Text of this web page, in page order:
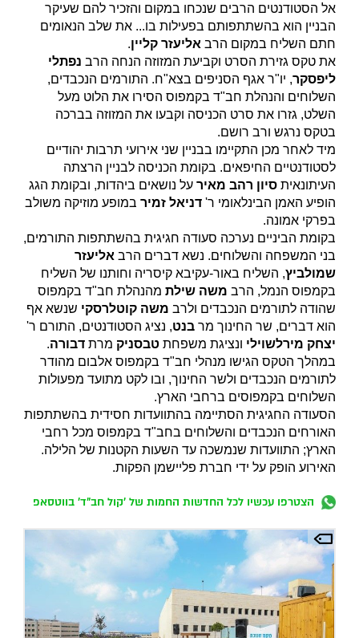
אל הסטודנטים הרבים שנכחו במקום והזכיר להם שעיקר
הבניין הוא בהשתתפותם בפעילות בו... את שלב הנאומים
חתם השליח במקום הרב אליעזר קליין.
את טקס גזירת הסרט וקביעת המזוזה הנחה הרב נפתלי
ליפסקר, יו"ר אגף הסניפים בצא"ח. התורמים הנכבדים,
השלוחים והנהלת חב"ד בקמפוס הסירו את הלוט מעל
השלט, גזרו את סרט הכניסה וקבעו את המזוזה בברכה
בטקס נרגש ורב רושם.
מיד לאחר מכן התקיימו בבניין שני אירועי תרבות יהודיים
לסטודנטיים החיפאים. בקומת הכניסה לבניין הרצתה
העיתונאית סיון רהב מאירעל נושאים ביהדות, ובקומת הגג
הופיע האמן הבינלאומי ר' דניאל זמירבמופע מוזיקה משולב
בפרקי אמונה.
בקומת הביניים נערכה סעודה חגיגית בהשתתפות התורמים,
בני המשפחה והשלוחים. נשא דברים הרב אליעזר
שמולביץ, השליח באור-עקיבא קיסריה וחותנו של השליח
בקמפוס הנמל, הרב משה שילתמהנהלת חב"ד בקמפוס
שהודה לתורמים הנכבדים ולרב משה קוטלרסקי שנשא אף
הוא דברים, שר החינוך מר בנט, נציג הסטודנטים, התורם ר'
יצחק מירלשוילי ונציגת משפחת טבסניק מרת דבורה.
במהלך הטקס הגישו מנהלי חב"ד בקמפוס אלבום מהודר
לתורמים הנכבדים ולשר החינוך, ובו לקט מתועד מפעולות
השלוחים בקמפוסים ברחבי הארץ.
הסעודה החגיגית הסתיימה בהתוועדות חסידית בהשתתפות
האורחים הנכבדים והשלוחים בחב"ד בקמפוס מכל רחבי
הארץ; התוועדות שנמשכה עד השעות הקטנות של הלילה.
האירוע הופק על ידי חברת פליישמן הפקות.
הצטרפו עכשיו לכל החדשות החמות של 'קול חב"ד' בווטסאפ